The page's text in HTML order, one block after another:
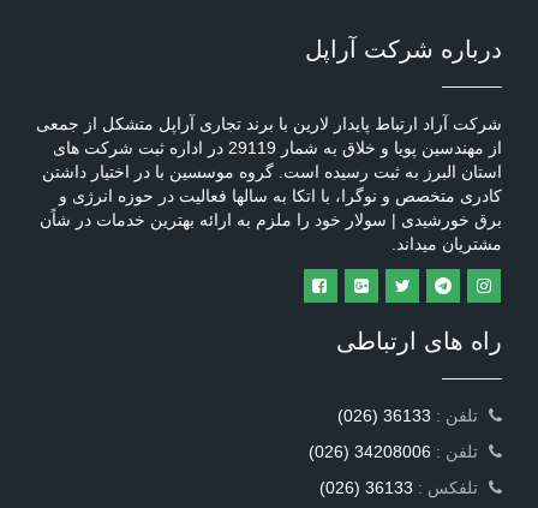
درباره شرکت آراپل
شرکت آراد ارتباط پایدار لارین با برند تجاری آراپل متشکل از جمعی
از مهندسین پویا و خلاق به شمار 29119 در اداره ثبت شرکت های
استان البرز به ثبت رسیده است. گروه موسسین با در اختیار داشتن
کادری متخصص و نوگرا، با اتکا به سالها فعالیت در حوزه انرژی و
برق خورشیدی | سولار خود را ملزم به ارائه بهترین خدمات در شاًن
مشتریان میداند.
راه های ارتباطی
(026) 36133
(026) 34208006
(026) 36133